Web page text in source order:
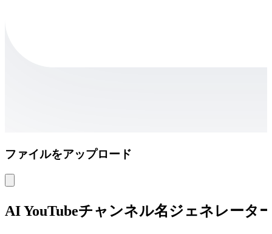
ファイルをアップロード
AI YouTubeチャンネル名ジェネレータ